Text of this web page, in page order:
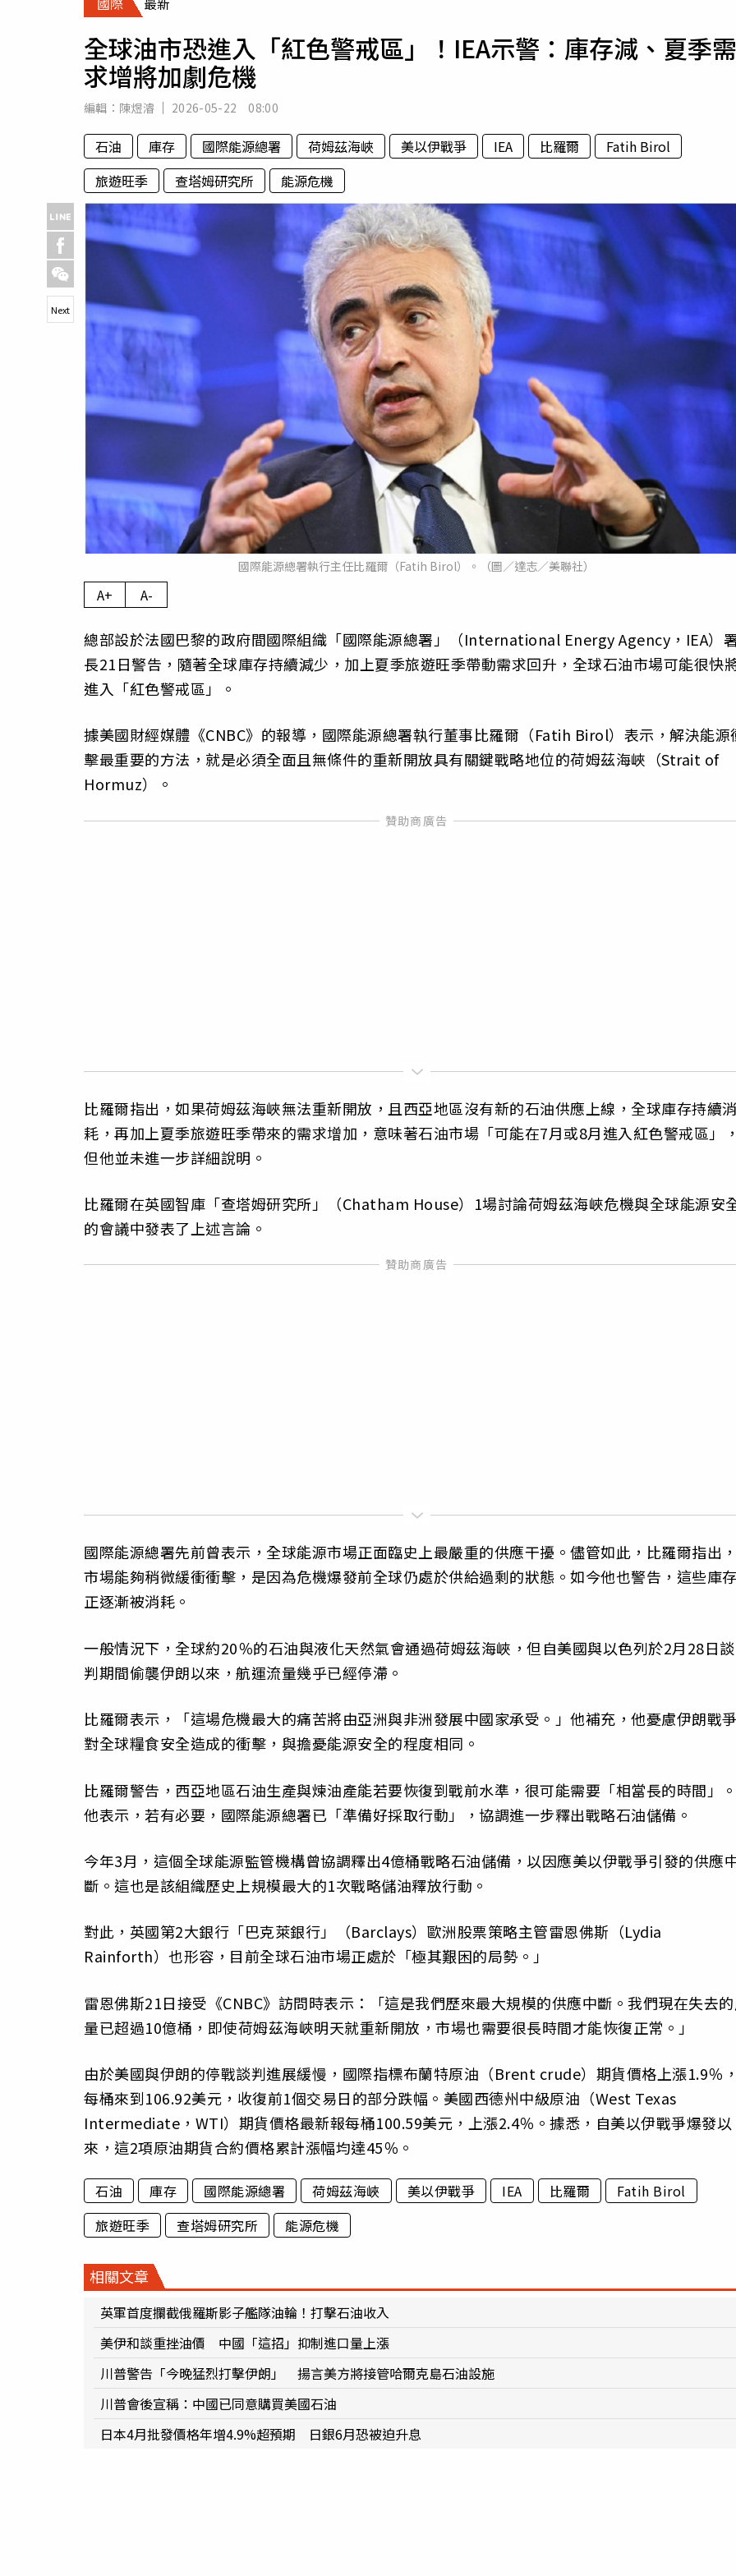
專欄
運勢
全球油市恐進入「紅色警戒區」！IEA示警：庫存減、夏季需
求增將加劇危機
編輯： 陳煜濬 2026-05-22 08:00
石油 庫存 國際能源總署 荷姆茲海峽 美以伊戰爭 IEA 比羅爾
Fatih Birol
旅遊旺季
查塔姆研究所 能源危機
國際能源總署執行主任比羅爾（Fatih Birol）。（圖／達志／美聯社）
Next
A+ A-
總部設於法國巴黎的政府間國際組織「國際能源總署」（International Energy Agency，IEA）
長21日警告，隨著全球庫存持續減少，加上夏季旅遊旺季帶動需求回升，全球石油市場可能很快
進入「紅色警戒區」。
據美國財經媒體《CNBC》的報導，國際能源總署執行董事比羅爾（Fatih Birol）表示，解決能源
擊最重要的方法，就是必須全面且無條件的重新開放具有關鍵戰略地位的荷姆茲海峽（Strait of
Hormuz）。
比羅爾指出，如果荷姆茲海峽無法重新開放，且西亞地區沒有新的石油供應上線，全球庫存持續消
耗，再加上夏季旅遊旺季帶來的需求增加，意味著石油市場「可能在7月或8月進入紅色警戒區」，
但他並未進一步詳細說明。
比羅爾在英國智庫「查塔姆研究所」（Chatham House）1場討論荷姆茲海峽危機與全球能源安
的會議中發表了上述言論。
國際能源總署先前曾表示，全球能源市場正面臨史上最嚴重的供應干擾。儘管如此，比羅爾指出，
市場能夠稍微緩衝衝擊，是因為危機爆發前全球仍處於供給過剩的狀態。如今他也警告，這些庫存
正逐漸被消耗。
一般情況下，全球約20％的石油與液化天然氣會通過荷姆茲海峽，但自美國與以色列於2月28日談
判期間偷襲伊朗以來，航運流量幾乎已經停滯。
比羅爾表示，「這場危機最大的痛苦將由亞洲與非洲發展中國家承受。」他補充，他憂慮伊朗戰爭
對全球糧食安全造成的衝擊，與擔憂能源安全的程度相同。
比羅爾警告，西亞地區石油生產與煉油產能若要恢復到戰前水準，很可能需要「相當長的時間」。
他表示，若有必要，國際能源總署已「準備好採取行動」，協調進一步釋出戰略石油儲備。
今年3月，這個全球能源監管機構曾協調釋出4億桶戰略石油儲備，以因應美以伊戰爭引發的供應
斷。這也是該組織歷史上規模最大的1次戰略儲油釋放行動。
對此，英國第2大銀行「巴克萊銀行」（Barclays）歐洲股票策略主管雷恩佛斯（Lydia
Rainforth）也形容，目前全球石油市場正處於「極其艱困的局勢。」
雷恩佛斯21日接受《CNBC》訪問時表示：「這是我們歷來最大規模的供應中斷。我們現在失去
量已超過10億桶，即使荷姆茲海峽明天就重新開放，市場也需要很長時間才能恢復正常。」
由於美國與伊朗的停戰談判進展緩慢，國際指標布蘭特原油（Brent crude）期貨價格上漲1.9％，
每桶來到106.92美元，收復前1個交易日的部分跌幅。美國西德州中級原油（West Texas
Intermediate，WTI）期貨價格最新報每桶100.59美元，上漲2.4％。據悉，自美以伊戰爭爆發以
來，這2項原油期貨合約價格累計漲幅均達45％。
石油 庫存 國際能源總署 荷姆茲海峽 美以伊戰爭 IEA 比羅爾
Fatih Birol
旅遊旺季
查塔姆研究所 能源危機
相關文章
英軍首度攔截俄羅斯影子艦隊油輪！打擊石油收入
美伊和談重挫油價 中國「這招」抑制進口量上漲
川普警告「今晚猛烈打擊伊朗」 揚言美方將接管哈爾克島石油設施
川普會後宣稱：中國已同意購買美國石油
日本4月批發價格年增4.9%超預期 日銀6月恐被迫升息